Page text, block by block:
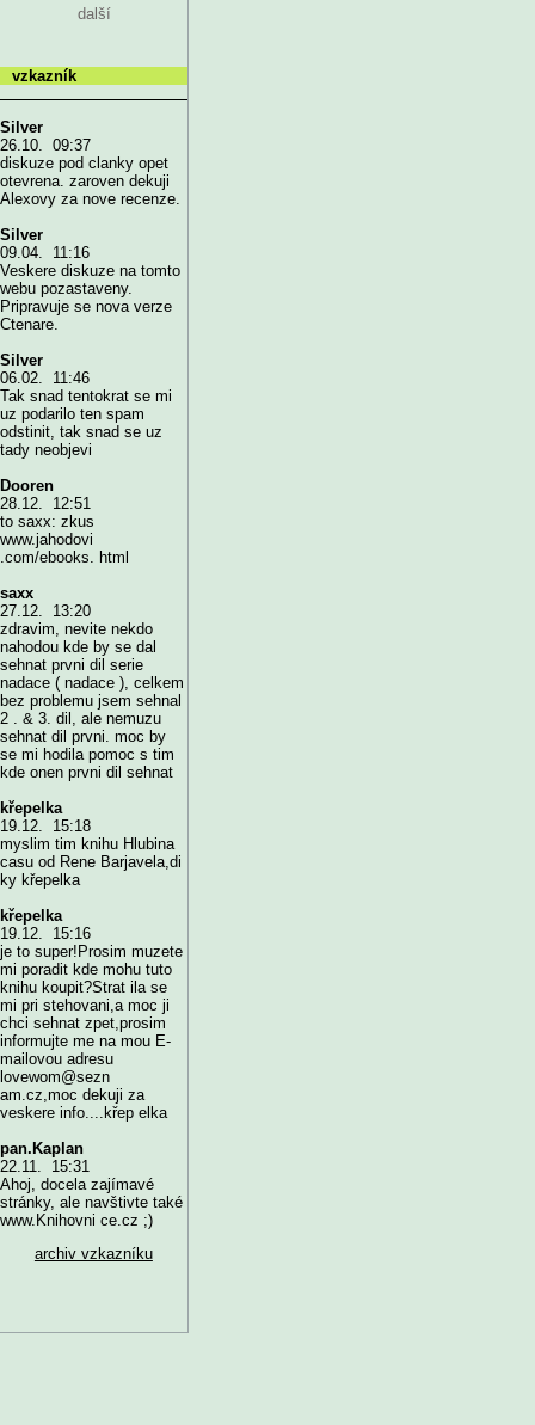
další
vzkazník
Silver
26.10. 09:37
diskuze pod clanky opet
otevrena. zaroven dekuji
Alexovy za nove recenze.
Silver
09.04. 11:16
Veskere diskuze na tomto
webu pozastaveny.
Pripravuje se nova verze
Ctenare.
Silver
06.02. 11:46
Tak snad tentokrat se mi
uz podarilo ten spam
odstinit, tak snad se uz
tady neobjevi
Dooren
28.12. 12:51
to saxx: zkus
www.jahodovi
.com/ebooks. html
saxx
27.12. 13:20
zdravim, nevite nekdo
nahodou kde by se dal
sehnat prvni dil serie
nadace ( nadace ), celkem
bez problemu jsem sehnal
2 . & 3. dil, ale nemuzu
sehnat dil prvni. moc by
se mi hodila pomoc s tim
kde onen prvni dil sehnat
křepelka
19.12. 15:18
myslim tim knihu Hlubina
casu od Rene Barjavela,di
ky křepelka
křepelka
19.12. 15:16
je to super!Prosim muzete
mi poradit kde mohu tuto
knihu koupit?Strat ila se
mi pri stehovani,a moc ji
chci sehnat zpet,prosim
informujte me na mou E-
mailovou adresu
lovewom@sezn
am.cz,moc dekuji za
veskere info....křep elka
pan.Kaplan
22.11. 15:31
Ahoj, docela zajímavé
stránky, ale navštivte také
www.Knihovni ce.cz ;)
archiv vzkazníku